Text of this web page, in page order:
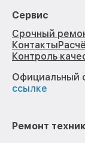
Сервис
Срочный
Контакты
Контроль
Официальный
ссылке
Ремонт